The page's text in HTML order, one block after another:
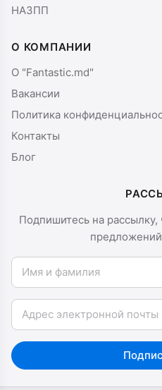
НАЗПП
О КОМПАНИИ
О "Fantastic.md"
Вакансии
Политика
Контакты
Блог
Подпишитесь на
Имя и фамилия
Email